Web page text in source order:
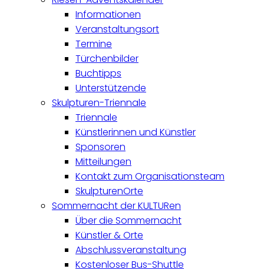
Informationen
Veranstaltungsort
Termine
Türchenbilder
Buchtipps
Unterstützende
Skulpturen-Triennale
Triennale
Künstlerinnen und Künstler
Sponsoren
Mitteilungen
Kontakt zum Organisationsteam
SkulpturenOrte
Sommernacht der KULTURen
Über die Sommernacht
Künstler & Orte
Abschlussveranstaltung
Kostenloser Bus-Shuttle